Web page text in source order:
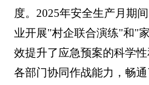
度。2025年安全生产月期
业开展"村企联合演练"和"
效提升了应急预案的科学
各部门协同作战能力，畅